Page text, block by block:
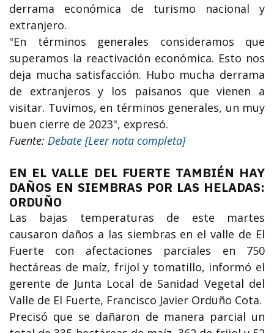
derrama económica de turismo nacional y
extranjero.
"En términos generales consideramos que
superamos la reactivación económica. Esto nos
deja mucha satisfacción. Hubo mucha derrama
de extranjeros y los paisanos que vienen a
visitar. Tuvimos, en términos generales, un muy
buen cierre de 2023", expresó.
Fuente: Debate [Leer nota completa]
EN EL VALLE DEL FUERTE TAMBIÉN HAY
DAÑOS EN SIEMBRAS POR LAS HELADAS:
ORDUÑO
Las bajas temperaturas de este martes
causaron daños a las siembras en el valle de El
Fuerte con afectaciones parciales en 750
hectáreas de maíz, frijol y tomatillo, informó el
gerente de Junta Local de Sanidad Vegetal del
Valle de El Fuerte, Francisco Javier Orduño Cota.
Precisó que se dañaron de manera parcial un